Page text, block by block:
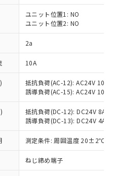
ユニット位置1: NO
ユニット位置2: NO
2a
10A
抵抗負荷(AC-12): AC24V 10A/
誘導負荷(AC-15): AC24V
抵抗負荷(DC-12): DC24V 8A/
誘導負荷(DC-13): DC24V 4A/
測定条件: 周囲温度 20±2℃、
ねじ締め端子
ただき、同意のうえ
指令（10物質）の
が提供可能な商品で
令（10物質）の非含
り替える予定のある
指令（10物質）の
で、対応品を出す予